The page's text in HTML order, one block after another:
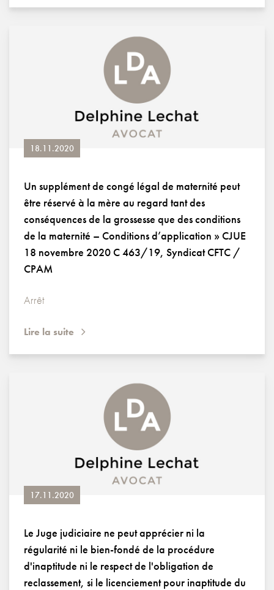
18.11.2020
Un supplément de congé légal de maternité peut
être réservé à la mère au regard tant des
conséquences de la grossesse que des conditions
de la maternité – Conditions d’application » CJUE
18 novembre 2020 C 463/19, Syndicat CFTC /
CPAM
Arrêt
Lire la suite
17.11.2020
Le Juge judiciaire ne peut apprécier ni la
régularité ni le bien-fondé de la procédure
d'inaptitude ni le respect de l'obligation de
reclassement, si le licenciement pour inaptitude du